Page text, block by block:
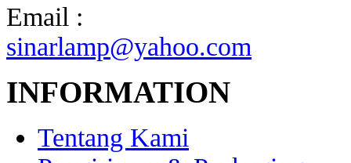
Email :
sinarlamp@yahoo.com
INFORMATION
Tentang Kami